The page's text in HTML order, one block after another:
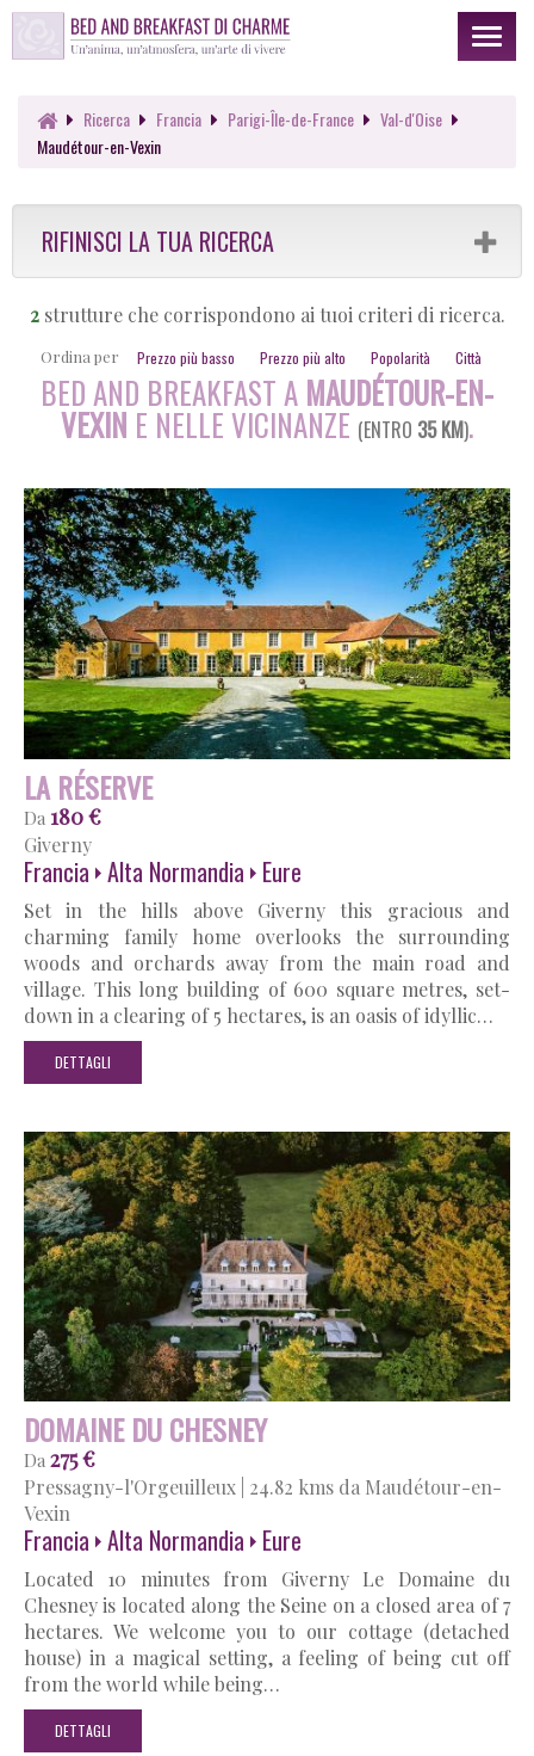
Toggle
Ricerca Francia Parigi-Île-de-France
Val-d'Oise
Maudétour-en-Vexin
RIFINISCI LA TUA RICERCA
2strutture che corrispondono ai tuoi criteri di ricerca.
Ordina per Prezzo più basso Prezzo più alto Popolarità Città
BED AND BREAKFAST A MAUDÉTOUR-EN-
VEXIN E NELLE VICINANZE (ENTRO 35 KM).
LA RÉSERVE
Da 180 €
Giverny
Francia Alta Normandia Eure
Set in the hills above Giverny this gracious and
charming family home overlooks the surrounding
woods and orchards away from the main road and
village. This long building of 600 square metres, set-
down in a clearing of 5 hectares, is an oasis of idyllic…
DETTAGLI
DOMAINE DU CHESNEY
Da 275 €
Pressagny-l'Orgeuilleux 24.82 kms da Maudétour-en-
Vexin
Francia Alta Normandia Eure
Located 10 minutes from Giverny Le Domaine du
Chesney is located along the Seine on a closed area of 7
hectares. We welcome you to our cottage (detached
house) in a magical setting, a feeling of being cut off
from the world while being…
DETTAGLI